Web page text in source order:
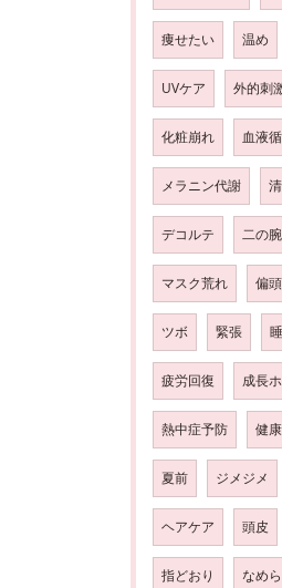
痩せたい 温め
UVケア 外的刺
化粧崩れ 血液
メラニン代謝
デコルテ 二の腕
マスク荒れ 偏
ツボ 緊張
疲労回復 成長
熱中症予防 健
夏前 ジメジメ
ヘアケア 頭皮
指どおり なめ